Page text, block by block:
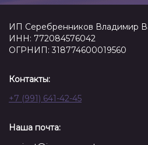
ИП Серебренников Владимир
ИНН: 772084576042
ОГРНИП: 318774600019560
Контакты:
+7 (991) 641-42-45
Наша почта: